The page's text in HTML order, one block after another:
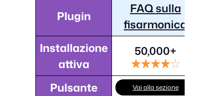
Plugin
FAQ sulla
fisarmonica
Installazione
attiva
50,000+
Pulsante Vai alla sezione